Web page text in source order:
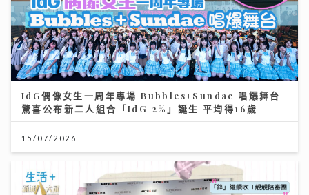
IdG偶像女生一周年專場 Bubbles+Sundae 唱爆舞台
驚喜公布新二人組合「IdG 2%」誕生 平均得16歲
15/07/2026